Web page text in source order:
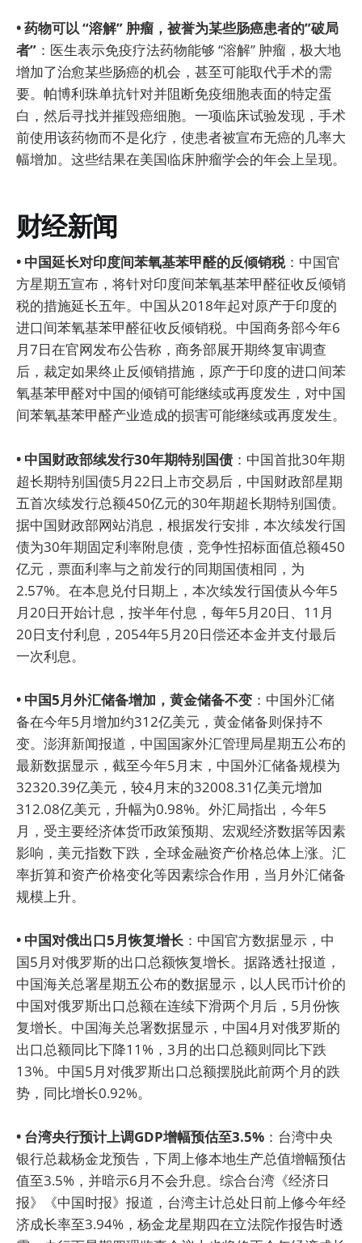
• 药物可以 “溶解” 肿瘤，被誉为某些肠癌患者的”破局
者” ：医生表示免疫疗法药物能够 “溶解” 肿瘤，极大地
增加了治愈某些肠癌的机会，甚至可能取代手术的需
要。帕博利珠单抗针对并阻断免疫细胞表面的特定蛋
白，然后寻找并摧毁癌细胞。一项临床试验发现，手术
前使用该药物而不是化疗，使患者被宣布无癌的几率大
幅增加。这些结果在美国临床肿瘤学会的年会上呈现。
财经新闻
• 中国延长对印度间苯氧基苯甲醛的反倾销税：中国官
方星期五宣布，将针对印度间苯氧基苯甲醛征收反倾销
税的措施延长五年。中国从2018年起对原产于印度的
进口间苯氧基苯甲醛征收反倾销税。中国商务部今年6
月7日在官网发布公告称，商务部展开期终复审调查
后，裁定如果终止反倾销措施，原产于印度的进口间苯
氧基苯甲醛对中国的倾销可能继续或再度发生，对中国
间苯氧基苯甲醛产业造成的损害可能继续或再度发生。
• 中国财政部续发行30年期特别国债 ：中国首批30年期
超长期特别国债5月22日上市交易后，中国财政部星期
五首次续发行总额450亿元的30年期超长期特别国债。
据中国财政部网站消息，根据发行安排，本次续发行国
债为30年期固定利率附息债，竞争性招标面值总额450
亿元，票面利率与之前发行的同期国债相同，为
2.57%。在本息兑付日期上，本次续发行国债从今年5
月20日开始计息，按半年付息，每年5月20日、11月
20日支付利息，2054年5月20日偿还本金并支付最后
一次利息。
• 中国5月外汇储备增加，黄金储备不变 ：中国外汇储
备在今年5月增加约312亿美元，黄金储备则保持不
变。澎湃新闻报道，中国国家外汇管理局星期五公布的
最新数据显示，截至今年5月末，中国外汇储备规模为
32320.39亿美元，较4月末的32008.31亿美元增加
312.08亿美元，升幅为0.98%。外汇局指出，今年5
月，受主要经济体货币政策预期、宏观经济数据等因素
影响，美元指数下跌，全球金融资产价格总体上涨。汇
率折算和资产价格变化等因素综合作用，当月外汇储备
规模上升。
• 中国对俄出口5月恢复增长 ：中国官方数据显示，中
国5月对俄罗斯的出口总额恢复增长。据路透社报道，
中国海关总署星期五公布的数据显示，以人民币计价的
中国对俄罗斯出口总额在连续下滑两个月后，5月份恢
复增长。中国海关总署数据显示，中国4月对俄罗斯的
出口总额同比下降11%，3月的出口总额则同比下跌
13%。中国5月对俄罗斯出口总额摆脱此前两个月的跌
势，同比增长0.92%。
• 台湾央行预计上调GDP增幅预估至3.5% ：台湾中央
银行总裁杨金龙预告，下周上修本地生产总值增幅预估
值至3.5%，并暗示6月不会升息。综合台湾《经济日
报》《中国时报》报道，台湾主计总处日前上修今年经
济成长率至3.94%，杨金龙星期四在立法院作报告时透